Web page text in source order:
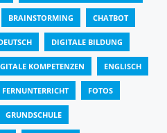
BRAINSTORMING CHATBOT
DIGITALE BILDUNG
KOMPETENZEN ENGLISCH
FERNUNTERRICHT FOTOS
GRUNDSCHULE